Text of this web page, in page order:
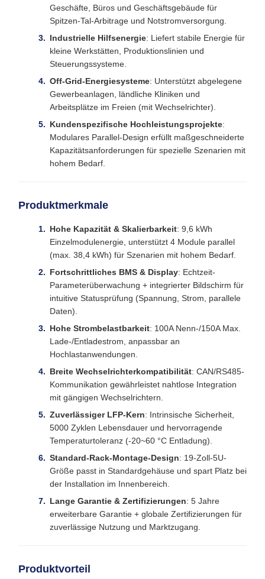
Geschäfte, Büros und Geschäftsgebäude für
Spitzen-Tal-Arbitrage und Notstromversorgung.
Industrielle Hilfsenergie: Liefert stabile Energie für
kleine Werkstätten, Produktionslinien und
Steuerungssysteme.
Off-Grid-Energiesysteme: Unterstützt abgelegene
Gewerbeanlagen, ländliche Kliniken und
Arbeitsplätze im Freien (mit Wechselrichter).
Kundenspezifische Hochleistungsprojekte:
Modulares Parallel-Design erfüllt maßgeschneiderte
Kapazitätsanforderungen für spezielle Szenarien mit
hohem Bedarf.
Produktmerkmale
Hohe Kapazität & Skalierbarkeit: 9,6 kWh
Einzelmodulenergie, unterstützt 4 Module parallel
(max. 38,4 kWh) für Szenarien mit hohem Bedarf.
Fortschrittliches BMS & Display: Echtzeit-
Parameterüberwachung + integrierter Bildschirm für
intuitive Statusprüfung (Spannung, Strom, parallele
Daten).
Hohe Strombelastbarkeit: 100A Nenn-/150A Max.
Lade-/Entladestrom, anpassbar an
Hochlastanwendungen.
Breite Wechselrichterkompatibilität: CAN/RS485-
Kommunikation gewährleistet nahtlose Integration
mit gängigen Wechselrichtern.
Zuverlässiger LFP-Kern: Intrinsische Sicherheit,
5000 Zyklen Lebensdauer und hervorragende
Temperaturtoleranz (-20~60 °C Entladung).
Standard-Rack-Montage-Design: 19-Zoll-5U-
Größe passt in Standardgehäuse und spart Platz bei
der Installation im Innenbereich.
Lange Garantie & Zertifizierungen: 5 Jahre
erweiterbare Garantie + globale Zertifizierungen für
zuverlässige Nutzung und Marktzugang.
Produktvorteil